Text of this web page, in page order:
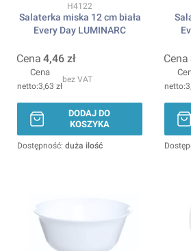
Kod produktu
H4122
Salaterka miska 12 cm biała
Every Day LUMINARC
Cena 4,46 zł
Cena
3,63 zł
bez VAT
DODAJ DO
KOSZYKA
Dostępność: duża ilość
Cena